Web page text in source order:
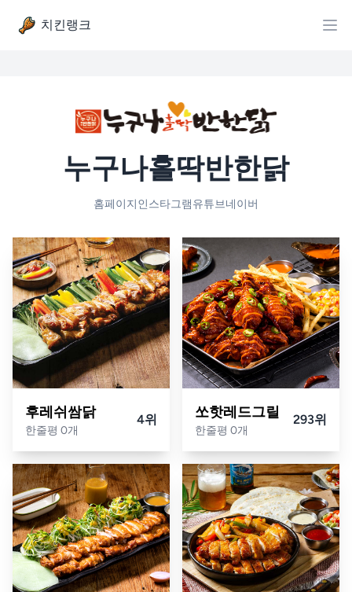
치킨랭크
누구나홀딱반한닭
홈페이지인스타그램유튜브네이버
후레쉬쌈닭
한줄평 0개
4위 쏘핫레드그릴
한줄평 0개
293위